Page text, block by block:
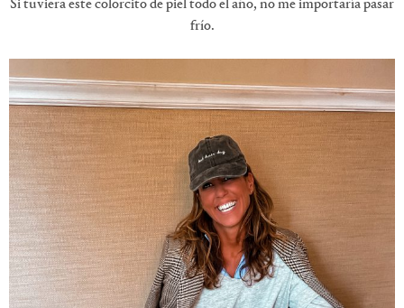
Si tuviera este colorcito de piel todo el año, no me importaría pasar
frío.